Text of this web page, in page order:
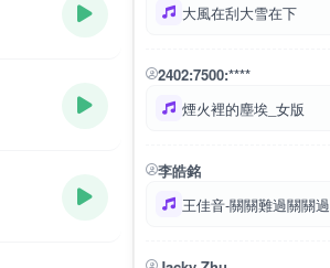
大風在刮大雪在下
2402:7500:****
煙火裡的塵埃_女版
李皓銘
王佳音-關關難過關關過